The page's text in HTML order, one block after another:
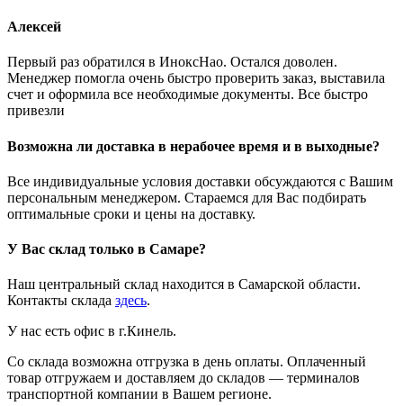
Алексей
Первый раз обратился в ИноксНао. Остался доволен.
Менеджер помогла очень быстро проверить заказ, выставила
счет и оформила все необходимые документы. Все быстро
привезли
Возможна ли доставка в нерабочее время и в выходные?
Все индивидуальные условия доставки обсуждаются с Вашим
персональным менеджером. Стараемся для Вас подбирать
оптимальные сроки и цены на доставку.
У Вас склад только в Самаре?
Наш центральный склад находится в Самарской области.
Контакты склада здесь.
У нас есть офис в г.Кинель.
Со склада возможна отгрузка в день оплаты. Оплаченный
товар отгружаем и доставляем до складов — терминалов
транспортной компании в Вашем регионе.